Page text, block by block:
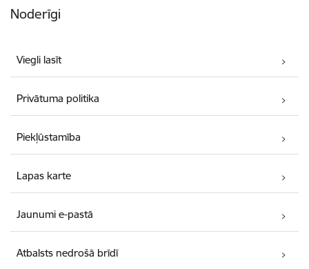
Noderīgi
Viegli lasīt
Privātuma politika
Piekļūstamība
Lapas karte
Jaunumi e-pastā
Atbalsts nedrošā brīdī